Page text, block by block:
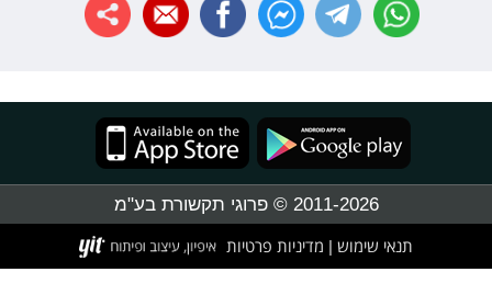
2011-2026 © פרוגי תקשורת בע"מ
תנאי שימוש מדיניות פרטיות